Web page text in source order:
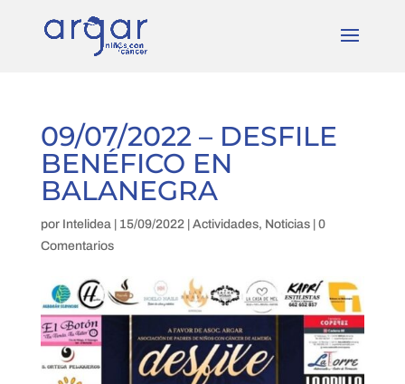
09/07/2022 – DESFILE
BENÉFICO EN
BALANEGRA
por Intelidea| 15/09/2022| Actividades, Noticias| 0
Comentarios